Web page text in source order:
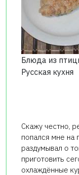
Блюда из
Русская кухня
Скажу честно,
попался мне на
раздумывал о
приготовить
охлаждённые